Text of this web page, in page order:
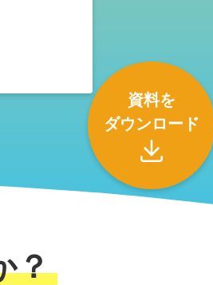
資料を
ダウンロード
？